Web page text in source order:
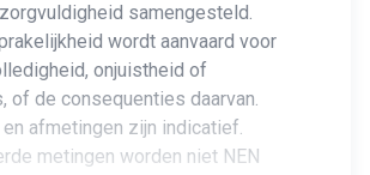
samengesteld.
wordt aanvaard voor
onjuistheid of
of de consequenties daarvan.
afmetingen zijn indicatief.
metingen worden niet NEN